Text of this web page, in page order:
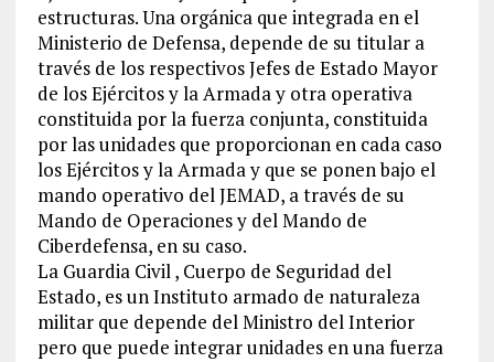
estructuras. Una orgánica que integrada en el
Ministerio de Defensa, depende de su titular a
través de los respectivos Jefes de Estado Mayor
de los Ejércitos y la Armada y otra operativa
constituida por la fuerza conjunta, constituida
por las unidades que proporcionan en cada caso
los Ejércitos y la Armada y que se ponen bajo el
mando operativo del JEMAD, a través de su
Mando de Operaciones y del Mando de
Ciberdefensa, en su caso.
La Guardia Civil , Cuerpo de Seguridad del
Estado, es un Instituto armado de naturaleza
militar que depende del Ministro del Interior
pero que puede integrar unidades en una fuerza